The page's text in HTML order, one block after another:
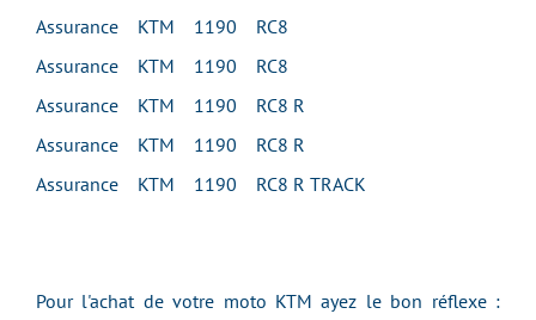
Assurance KTM 1190 RC8
Assurance KTM 1190 RC8
Assurance KTM 1190 RC8 R
Assurance KTM 1190 RC8 R
Assurance KTM 1190 RC8 R TRACK
Pour l'achat de votre moto KTM ayez le bon réflexe :